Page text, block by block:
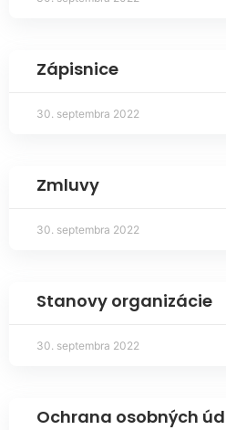
Zápisnice
30. septembra 2022
Zmluvy
30. septembra 2022
Stanovy organizácie
30. septembra 2022
Ochrana osobných